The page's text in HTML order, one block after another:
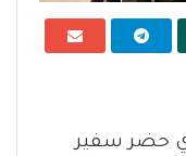
حضر سفير